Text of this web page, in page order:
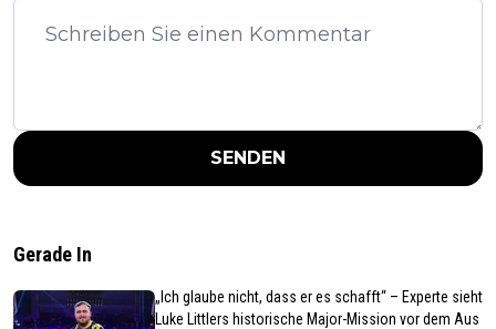
SENDEN
Gerade In
„Ich glaube nicht, dass er es schafft“ – Experte sieht
Luke Littlers historische Major-Mission vor dem Aus